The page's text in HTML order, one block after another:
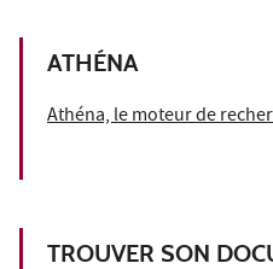
ATHÉNA
Athéna, le moteur de
TROUVER SON